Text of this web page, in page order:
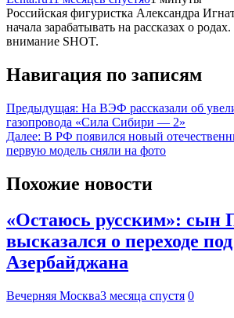
Российская фигуристка Александра
начала зарабатывать на рассказах о
внимание SHOT.
Навигация по записям
Предыдущая: На ВЭФ рассказали об
газопровода «Сила Сибири — 2»
Далее: В РФ появился новый
первую модель сняли на фото
Похожие новости
«Остаюсь русским»: сын
высказался о переходе
Азербайджана
Вечерняя Москва3 месяца спустя 0